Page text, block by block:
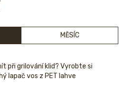
MĚSÍC
při grilování klid? Vyrobte si
lapač vos z PET lahve